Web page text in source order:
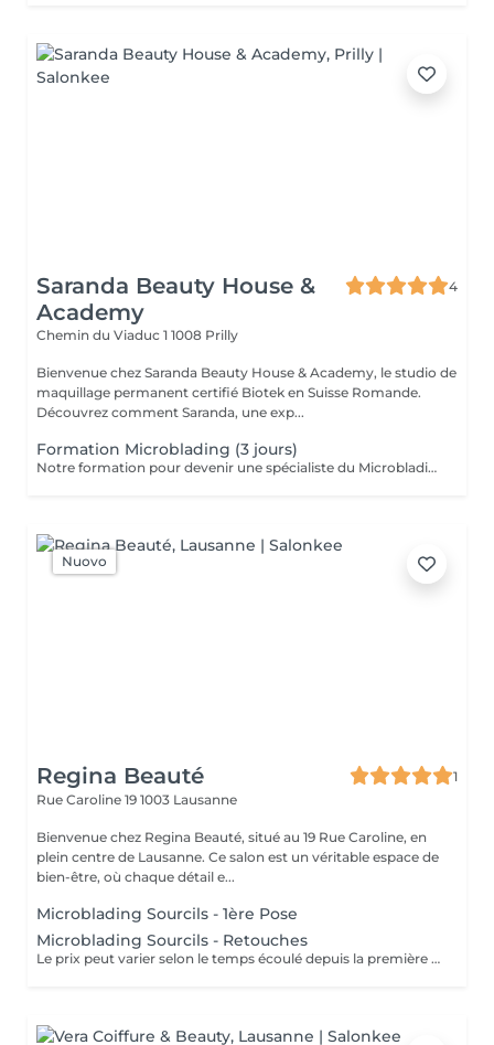
Saranda Beauty House &
Academy
4
Chemin du Viaduc 1 1008 Prilly
Bienvenue chez Saranda Beauty House & Academy, le studio de
maquillage permanent certifié Biotek en Suisse Romande.
Découvrez comment Saranda, une exp...
Formation Microblading (3 jours)
Notre formation pour devenir une spécialiste du Microblading ! INFORMATIONS & INSCRIPTION FORMATION Le Microblading est une nouvelle technique de pigmentation poil par poil qui est en grande expansion dans monde de l'esthétique. Cette technique est très recherchée par toute personne qui désire améliorer l'aspect visuel de ses sourcils naturels en transformant ou modifiant la forme, la longueur, l'épaisseur ou la densité. En accédant à la formation, vous bénéficiez d'un suivi durant 6 mois afin de vous accompagner. JOUR 1 (Théorie) Présentation du Microblading Présentation du kit d'élève Etudes des types de peau Contre-indications et recommandations Règles d'hygiène et soins Formulaire de consentement Etude de la morphologie et colorimétrie Présentation de la technique Dessin des sourcils (exercice) Entraînement sur papier JOUR 2 (Pratique) Préparation du plan de travail - matériel Démonstration par la formatrice Pratique sur peau synthétique Technique de la lame sur latex Les différents tracés de sourcils JOUR 3 (Pratique) Installation des modèles Pratique sur modèles Nettoyage et désinstallation du plan et de la zone de travail Les précautions avant et après la réalisation du microblading Elimination des déchets Titre obtenu : Certificat international de Microblading décerné par BIOTEK MICROBLADING ACADEMY Modèles : Prévoir un modèle pour le 3ème jour ne possédant pas de maquillage permanent au niveau des sourcils
Nuovo
Regina Beauté
1
Rue Caroline 19 1003 Lausanne
Bienvenue chez Regina Beauté, situé au 19 Rue Caroline, en
plein centre de Lausanne. Ce salon est un véritable espace de
bien-être, où chaque détail e...
Microblading Sourcils - 1ère Pose
Microblading Sourcils - Retouches
Le prix peut varier selon le temps écoulé depuis la première fois que le microblading a été effectué, ainsi que si le microblading a été effectué par notre salon ou un autre. Nous acceptons de faire les retouches sur des prestations extérieures.